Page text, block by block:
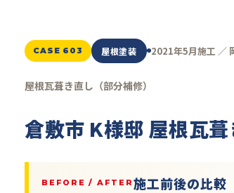
CASE 603 屋根塗装 2021年5月施工 ／
屋根瓦葺き直し（部分補修）
倉敷市 K様邸 屋根瓦
BEFORE / AFTER 施工前後の比較